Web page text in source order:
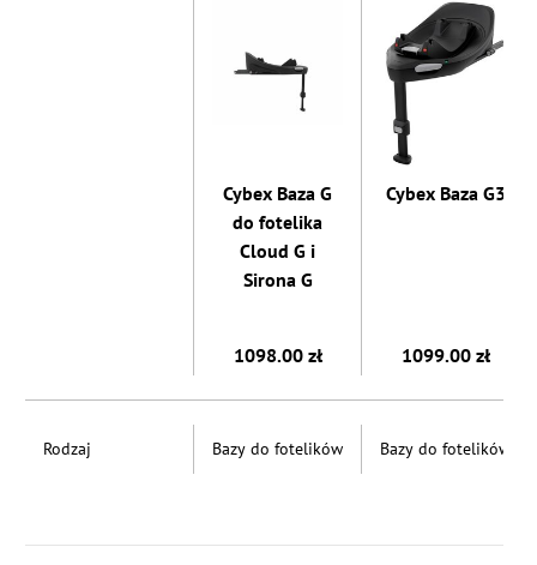
Cybex Baza G
do fotelika
Cloud G i
Sirona G
Cybex Baza G3
1098.00 zł 1099.00 zł
Rodzaj Bazy do fotelików Bazy do fotelików